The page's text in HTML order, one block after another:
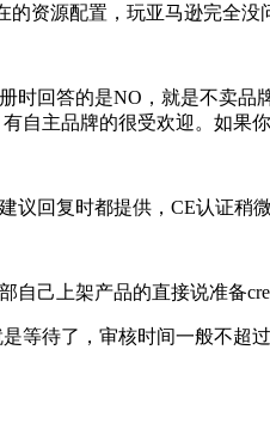
的资源配置，玩亚马逊完全没
时回答的是NO，就是不卖
自主品牌的很受欢迎。如果
议回复时都提供，CE认证稍
自己上架产品的直接说准备
等待了，审核时间一般不超